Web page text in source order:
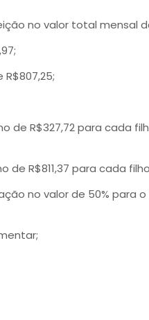
no valor total mensal
de R$327,72 para cada
de R$811,37 para cada
no valor de 50% para